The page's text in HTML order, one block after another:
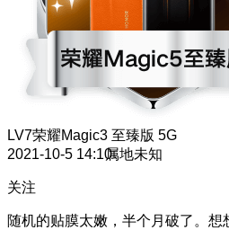
LV7荣耀Magic3 至臻版 5G
2021-10-5 14:10属地未知
关注
随机的贴膜太嫩，半个月破了。